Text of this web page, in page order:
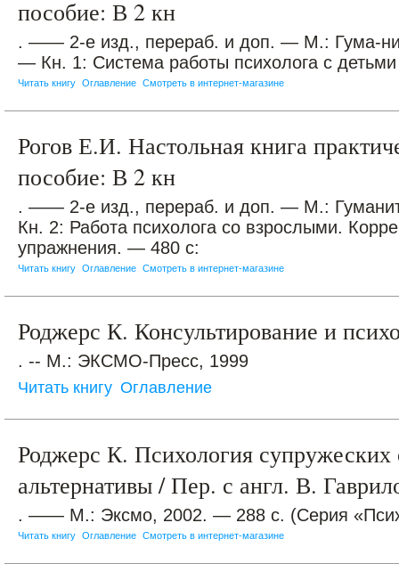
пособие: В 2 кн
. —— 2-е изд., перераб. и доп. — М.: Гума-
— Кн. 1: Система работы психолога с
Читать книгу Оглавление Смотреть в интернет-магазине
Рогов Е.И. Настольная книга
пособие: В 2 кн
. —— 2-е изд., перераб. и доп. — М.:
Кн. 2: Работа психолога со взрослыми.
упражнения. — 480 с:
Читать книгу Оглавление Смотреть в интернет-магазине
Роджерс К. Консультирование и
. -- М.: ЭКСМО-Пресс, 1999
Читать книгу Оглавление
Роджерс К. Психология
альтернативы / Пер. с англ. В.
. —— М.: Эксмо, 2002. — 288 с. (Серия
Читать книгу Оглавление Смотреть в интернет-магазине